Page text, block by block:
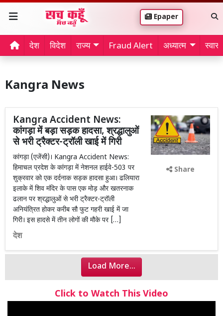
Epaper
देश विदेश राज्य Fraud Alert अध्यात्म
Kangra News
Kangra Accident News:
कांगड़ा में बड़ा सड़क हादसा, श्रद्धालुओं
से भरी ट्रैक्टर-ट्रॉली खाई में गिरी
कांगड़ा (एजेंसी)। Kangra Accident News:
हिमाचल प्रदेश के कांगड़ा में नेशनल हाईवे-503 पर
शुक्रवार को एक दर्दनाक सड़क हादसा हुआ। ढलियारा
इलाके में शिव मंदिर के पास एक मोड़ और खतरनाक
ढलान पर श्रद्धालुओं से भरी ट्रैक्टर-ट्रॉली
अनियंत्रित होकर करीब सौ फुट गहरी खाई में जा
गिरी। इस हादसे में तीन लोगों की मौके पर […]
देश
Share
Load More...
Click to Watch This Video